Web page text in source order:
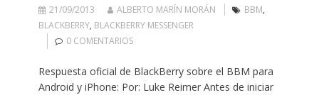
21/09/2013 ALBERTO MARÍN MORÁN BBM,
BLACKBERRY, BLACKBERRY MESSENGER
0 COMENTARIOS
Respuesta oficial de BlackBerry sobre el BBM para
Android y iPhone: Por: Luke Reimer Antes de iniciar